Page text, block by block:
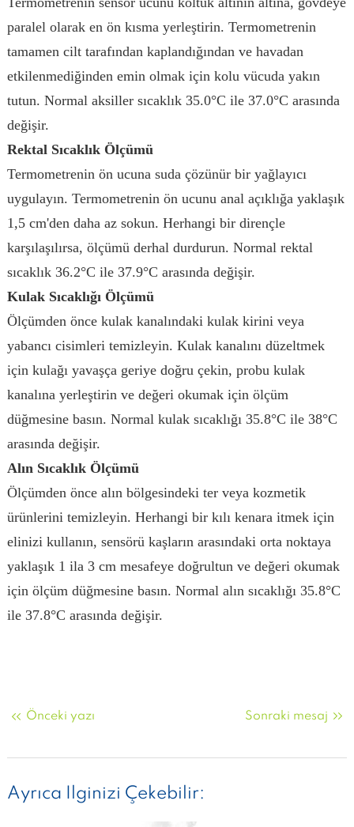
paralel olarak en ön kısma yerleştirin. Termometrenin
tamamen cilt tarafından kaplandığından ve havadan
etkilenmediğinden emin olmak için kolu vücuda yakın
tutun. Normal aksiller sıcaklık 35.0°C ile 37.0°C arasında
değişir.
Rektal Sıcaklık Ölçümü
Termometrenin ön ucuna suda çözünür bir yağlayıcı
uygulayın. Termometrenin ön ucunu anal açıklığa yaklaşık
1,5 cm'den daha az sokun. Herhangi bir dirençle
karşılaşılırsa, ölçümü derhal durdurun. Normal rektal
sıcaklık 36.2°C ile 37.9°C arasında değişir.
Kulak Sıcaklığı Ölçümü
Ölçümden önce kulak kanalındaki kulak kirini veya
yabancı cisimleri temizleyin. Kulak kanalını düzeltmek
için kulağı yavaşça geriye doğru çekin, probu kulak
kanalına yerleştirin ve değeri okumak için ölçüm
düğmesine basın. Normal kulak sıcaklığı 35.8°C ile 38°C
arasında değişir.
Alın Sıcaklık Ölçümü
Ölçümden önce alın bölgesindeki ter veya kozmetik
ürünlerini temizleyin. Herhangi bir kılı kenara itmek için
elinizi kullanın, sensörü kaşların arasındaki orta noktaya
yaklaşık 1 ila 3 cm mesafeye doğrultun ve değeri okumak
için ölçüm düğmesine basın. Normal alın sıcaklığı 35.8°C
ile 37.8°C arasında değişir.
Önceki yazı Sonraki mesaj
Ayrıca Ilginizi Çekebilir: